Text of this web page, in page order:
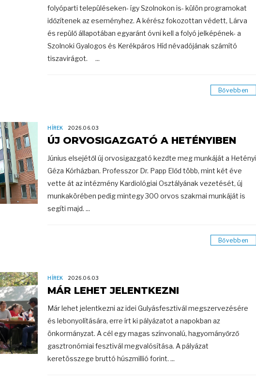
folyóparti településeken- így Szolnokon is- külön programokat
időzítenek az eseményhez. A kérész fokozottan védett, Lárva
és repülő állapotában egyaránt óvni kell a folyó jelképének- a
Szolnoki Gyalogos és Kerékpáros Híd névadójának számító
tiszavirágot. ...
Bővebben
HÍREK 2026.06.03
ÚJ ORVOSIGAZGATÓ A HETÉNYIBEN
Június elsejétől új orvosigazgató kezdte meg munkáját a Hetényi
Géza Kórházban. Professzor Dr. Papp Előd több, mint két éve
vette át az intézmény Kardiológiai Osztályának vezetését, új
munkakörében pedig mintegy 300 orvos szakmai munkáját is
segíti majd. ...
Bővebben
HÍREK 2026.06.03
MÁR LEHET JELENTKEZNI
Már lehet jelentkezni az idei Gulyásfesztivál megszervezésére
és lebonyolítására, erre írt ki pályázatot a napokban az
önkormányzat. A cél egy magas színvonalú, hagyományőrző
gasztronómiai fesztivál megvalósítása. A pályázat
keretösszege bruttó húszmillió forint. ...